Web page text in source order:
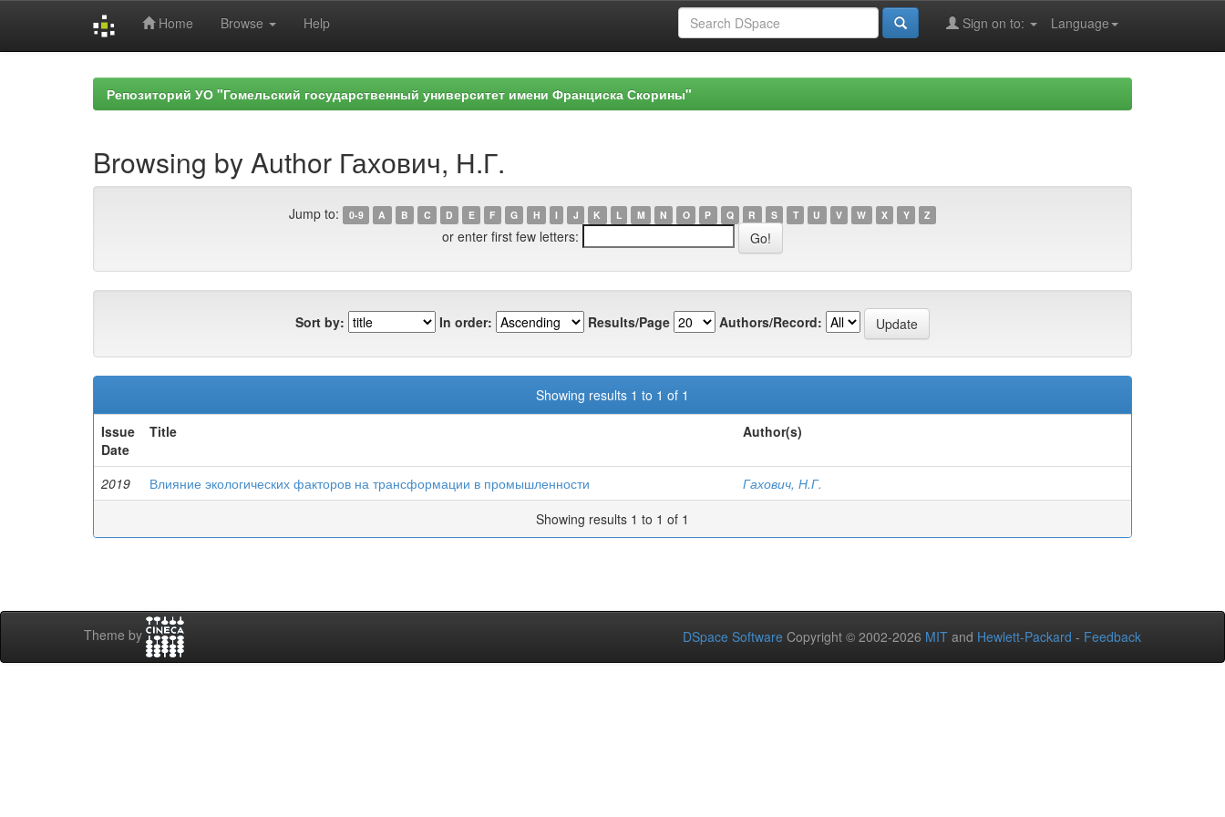
Home Browse Help Language
Sign on to:
Репозиторий УО "Гомельский государственный университет имени Франциска Скорины"
Browsing by Author Гахович, Н.Г.
Jump to: 0-9 A B C D E F G H I J K L M N O P Q R S T U V W X Y Z
or enter first few letters:
Sort by: In order: Results/Page Authors/Record:
Showing results 1 to 1 of 1
Issue
Date
Title Author(s)
2019 Влияние экологических факторов на трансформации в промышленности
Гахович, Н.Г.
Showing results 1 to 1 of 1
Theme by DSpace Software Copyright © 2002-2026 MIT and Hewlett-Packard - Feedback